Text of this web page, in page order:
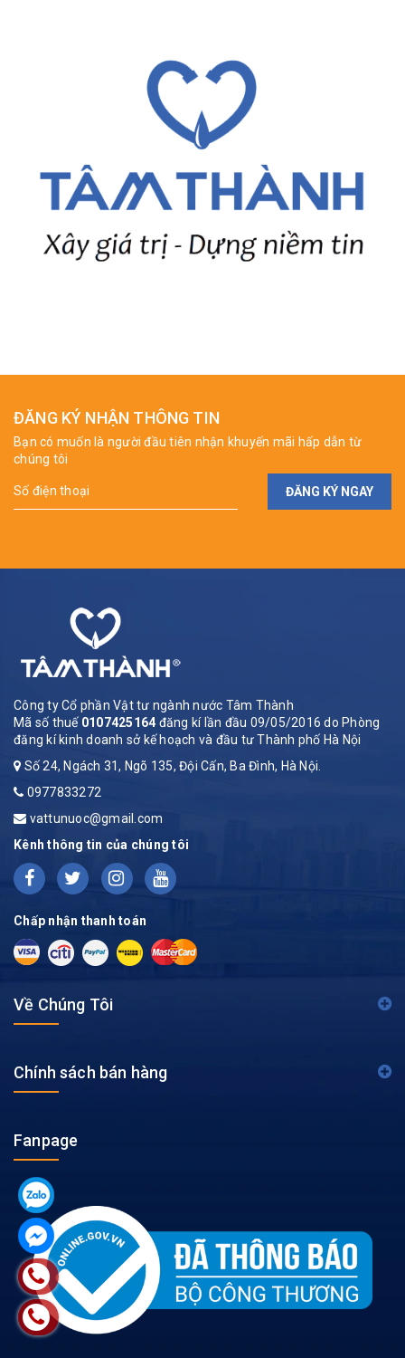
ĐĂNG KÝ NHẬN THÔNG TIN
Bạn có muốn là người đầu tiên nhận khuyến mãi hấp dẫn từ
chúng tôi
ĐĂNG KÝ NGAY
Công ty Cổ phần Vật tư ngành nước Tâm Thành
Mã số thuế 0107425164 đăng kí lần đầu 09/05/2016 do Phòng
đăng kí kinh doanh sở kế hoạch và đầu tư Thành phố Hà Nội
Số 24, Ngách 31, Ngõ 135, Đội Cấn, Ba Đình, Hà Nội.
0977833272
vattunuoc@gmail.com
Kênh thông tin của chúng tôi
Chấp nhận thanh toán
Về Chúng Tôi
Chính sách bán hàng
Fanpage